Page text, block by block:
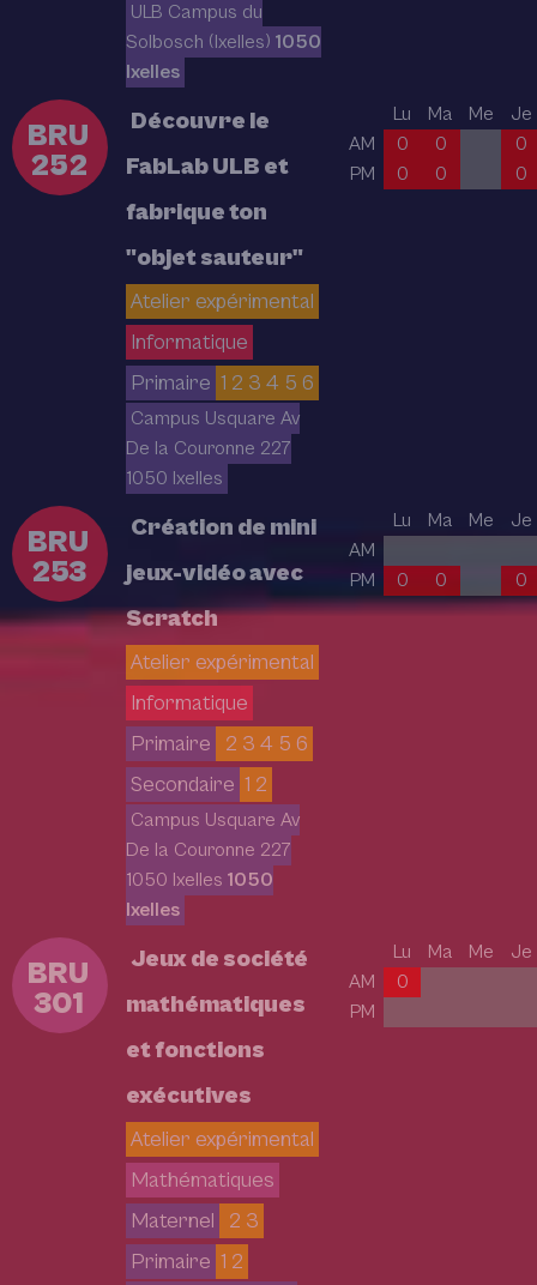
ULB Campus du
Solbosch (Ixelles) 1050
Ixelles
BRU
252
Découvre le
FabLab ULB et
fabrique ton
"objet sauteur"
Atelier expérimental
Informatique
Primaire 1 2 3 4 5 6
Campus Usquare Av
De la Couronne 227
1050 Ixelles
Lu Ma Me
Je
AM
0 0
0
PM
0 0 0
BRU
253
Création de mini
jeux-vidéo avec
Scratch
Atelier expérimental
Informatique
Primaire
2 3 4 5 6
Secondaire 1 2
Campus Usquare Av
De la Couronne 227
1050 Ixelles 1050
Ixelles
Lu Ma Me
Je
AM
PM
0 0 0
BRU
301
Jeux de société
mathématiques
et fonctions
exécutives
Atelier expérimental
Mathématiques
Maternel
2 3
Primaire 1 2
Lu Ma Me
Je
AM
0
PM